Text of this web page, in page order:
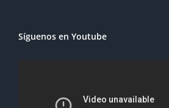
Síguenos en Youtube